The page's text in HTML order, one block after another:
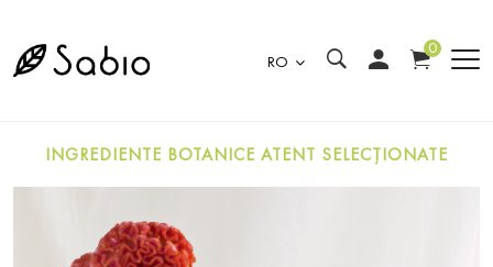
RO
0
INGREDIENTE BOTANICE ATENT SELECȚIONATE